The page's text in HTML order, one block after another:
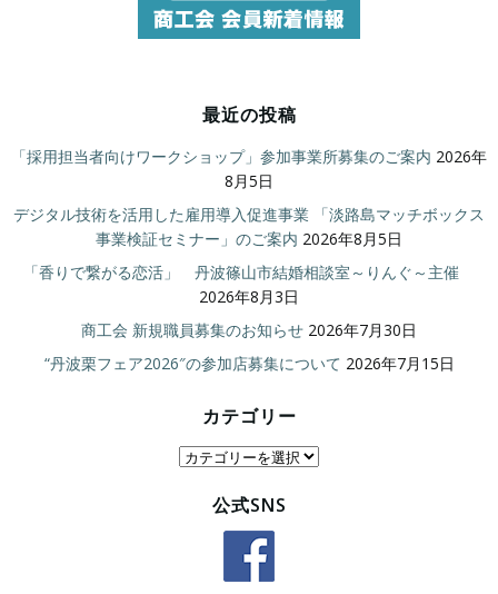
最近の投稿
「採用担当者向けワークショップ」参加事業所募集のご案内 2026年
8月5日
デジタル技術を活用した雇用導入促進事業 「淡路島マッチボックス
事業検証セミナー」のご案内 2026年8月5日
「香りで繋がる恋活」 丹波篠山市結婚相談室～りんぐ～主催
2026年8月3日
商工会 新規職員募集のお知らせ 2026年7月30日
“丹波栗フェア2026″の参加店募集について 2026年7月15日
カテゴリー
カ
公式SNS